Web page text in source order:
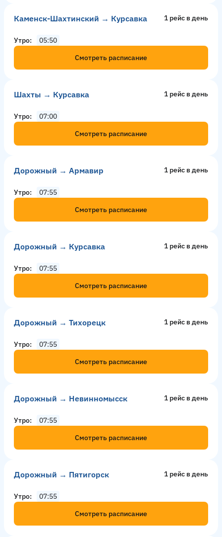
Каменск-Шахтинский → Курсавка 1 рейс в день
Утро
05:50
Смотреть расписание
Шахты → Курсавка 1 рейс в день
Утро
07:00
Смотреть расписание
Дорожный → Армавир 1 рейс в день
Утро
07:55
Смотреть расписание
Дорожный → Курсавка 1 рейс в день
Утро
07:55
Смотреть расписание
Дорожный → Тихорецк 1 рейс в день
Утро
07:55
Смотреть расписание
Дорожный → Невинномысск 1 рейс в день
Утро
07:55
Смотреть расписание
Дорожный → Пятигорск 1 рейс в день
Утро
07:55
Смотреть расписание